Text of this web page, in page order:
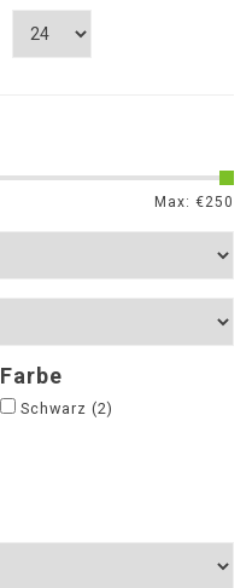
Max: €250
Farbe
Schwarz (2)